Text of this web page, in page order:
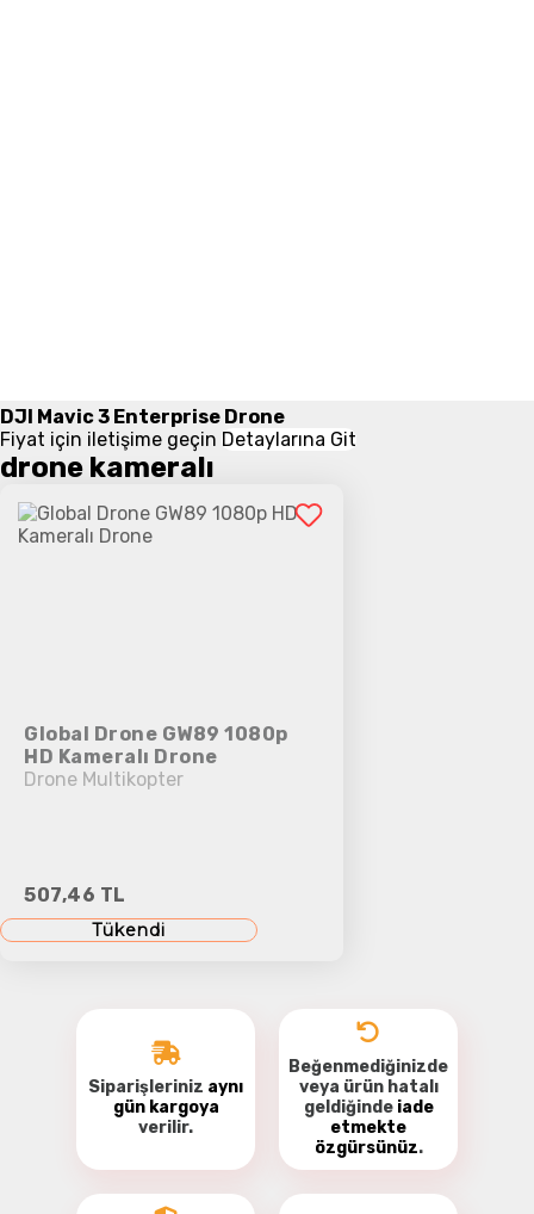
DJI Mavic 3 Enterprise Drone
Fiyat için iletişime geçin Detaylarına Git
drone kameralı
Global Drone GW89 1080p
HD Kameralı Drone
Drone Multikopter
507,46 TL
Tükendi
Siparişleriniz aynı
gün kargoya
verilir.
Beğenmediğinizde
veya ürün hatalı
geldiğinde iade
etmekte
özgürsünüz.